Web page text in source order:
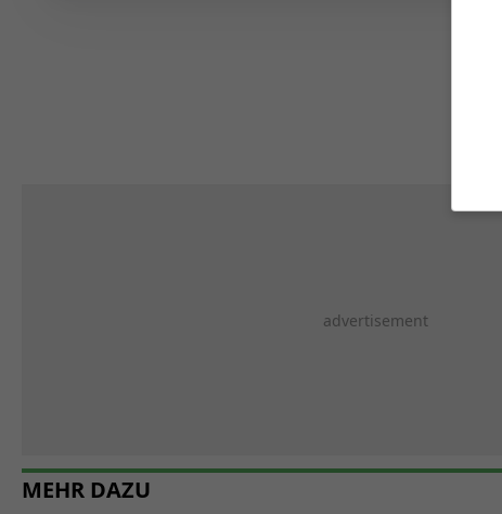
MEHR DAZU